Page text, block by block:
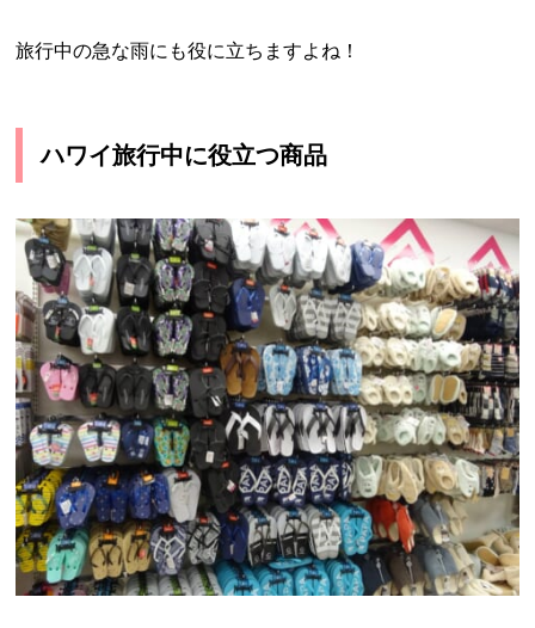
旅行中の急な雨にも役に立ちますよね！
ハワイ旅行中に役立つ商品